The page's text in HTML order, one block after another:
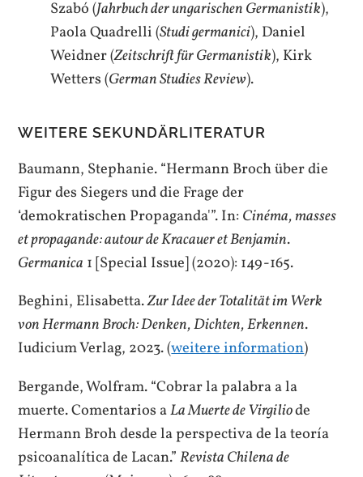
Szabó (Jahrbuch der ungarischen Germanistik),
Paola Quadrelli (Studi germanici), Daniel
Weidner (Zeitschrift für Germanistik), Kirk
Wetters (German Studies Review).
WEITERE SEKUNDÄRLITERATUR
Baumann, Stephanie. “Hermann Broch über die
Figur des Siegers und die Frage der
‘demokratischen Propaganda'”. In:Cinéma, masses
et propagande: autour de Kracauer et Benjamin.
Germanica 1 [Special Issue] (2020): 149-165.
Beghini, Elisabetta.Zur Idee der Totalität im Werk
von Hermann Broch: Denken, Dichten, Erkennen.
Iudicium Verlag, 2023. (weitere information)
Bergande, Wolfram. “Cobrar la palabra a la
muerte. Comentarios aLa Muerte de Virgiliode
Hermann Broh desde la perspectiva de la teoría
psicoanalítica de Lacan.”Revista Chilena de